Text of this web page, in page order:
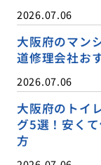
2026.07.06
大阪府のマン
道修理会社お
2026.07.06
大阪府のトイ
グ5選！安く
方